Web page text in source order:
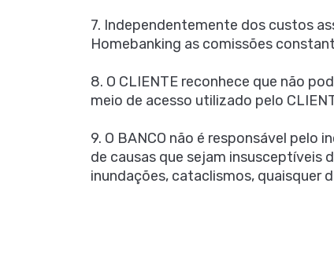
7. Independentemente dos custos
Homebanking as comissões
8. O CLIENTE reconhece que não
meio de acesso utilizado pelo
9. O BANCO não é responsável
de causas que sejam insusceptíveis
inundações, cataclismos, quaisquer